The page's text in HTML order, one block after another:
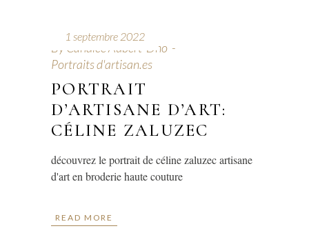
1 septembre 2022
By Candice Aubert-Dho
Portraits d'artisan.es
PORTRAIT
D’ARTISANE D’ART:
CÉLINE ZALUZEC
découvrez le portrait de céline zaluzec artisane
d'art en broderie haute couture
READ MORE